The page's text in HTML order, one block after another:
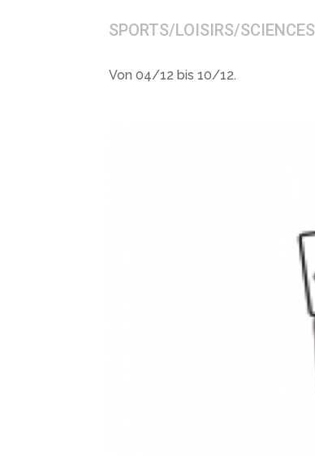
SPORTS/LOISIRS/SCIENCES
Von 04/12 bis 10/12.